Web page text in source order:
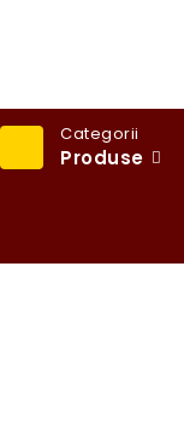
Categorii
Produse